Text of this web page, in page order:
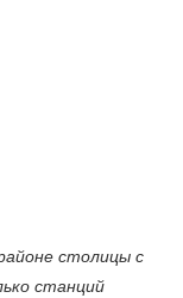
столицы с
станций